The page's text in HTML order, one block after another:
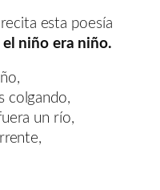
esta poesía
niño era niño.
colgando,
un río,